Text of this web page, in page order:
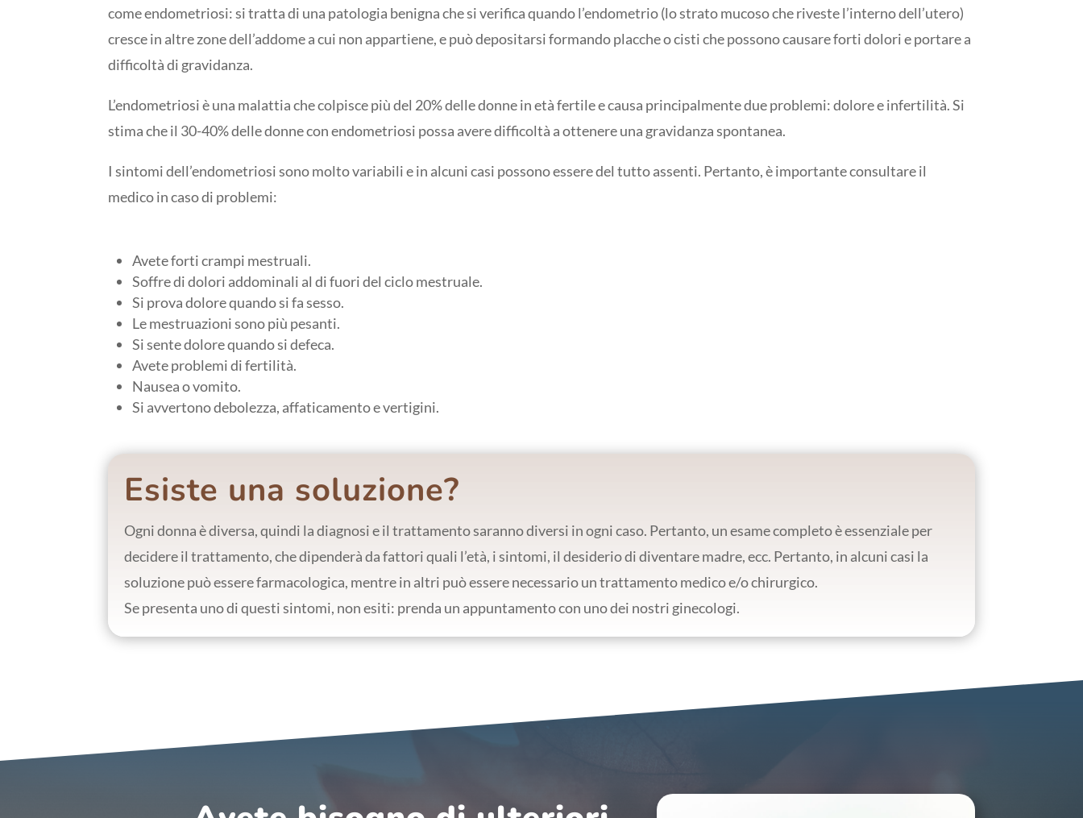
come endometriosi: si tratta di una patologia benigna che si verifica quando l’endometrio (lo strato mucoso che riveste l’interno dell’utero)
cresce in altre zone dell’addome a cui non appartiene, e può depositarsi formando placche o cisti che possono causare forti dolori e portare a
difficoltà di gravidanza.
L’endometriosi è una malattia che colpisce più del 20% delle donne in età fertile e causa principalmente due problemi: dolore e infertilità. Si
stima che il 30-40% delle donne con endometriosi possa avere difficoltà a ottenere una gravidanza spontanea.
I sintomi dell’endometriosi sono molto variabili e in alcuni casi possono essere del tutto assenti. Pertanto, è importante consultare il
medico in caso di problemi:
Avete forti crampi mestruali.
Soffre di dolori addominali al di fuori del ciclo mestruale.
Si prova dolore quando si fa sesso.
Le mestruazioni sono più pesanti.
Si sente dolore quando si defeca.
Avete problemi di fertilità.
Nausea o vomito.
Si avvertono debolezza, affaticamento e vertigini.
Esiste una soluzione?
Ogni donna è diversa, quindi la diagnosi e il trattamento saranno diversi in ogni caso. Pertanto, un esame completo è essenziale per
decidere il trattamento, che dipenderà da fattori quali l’età, i sintomi, il desiderio di diventare madre, ecc. Pertanto, in alcuni casi la
soluzione può essere farmacologica, mentre in altri può essere necessario un trattamento medico e/o chirurgico.
Se presenta uno di questi sintomi, non esiti: prenda un appuntamento con uno dei nostri ginecologi.